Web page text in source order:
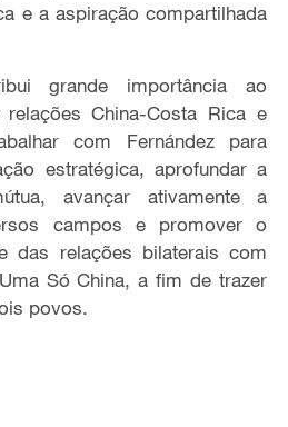
e a aspiração compartilhada
grande importância ao
China-Costa Rica e
com Fernández para
estratégica, aprofundar a
avançar ativamente a
campos e promover o
das relações bilaterais com
Só China, a fim de trazer
povos.